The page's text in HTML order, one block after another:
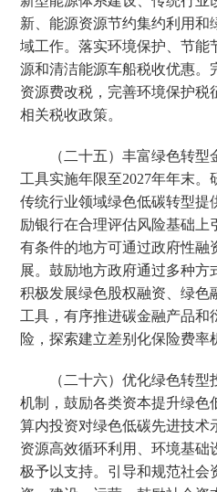
新、能源资源节约集约利用和
域工作。落实环境保护、节能
源和清洁能源车船税收优惠。
资源费改税，完善环境保护税
相关税收政策。
（二十五）丰富绿色转
工具实施年限至2027年年末
传统行业领域绿色低碳转型提
励银行在合理评估风险基础上
有条件的地方可通过政府性融
展。鼓励地方政府通过多种方
积极发展绿色股权融资、绿色
工具，有序推进碳金融产品和
险，探索建立差别化保险费率
（二十六）优化绿色转
机制，鼓励各类资本提升绿色
算内投资对绿色低碳先进技术
资源高效循环利用、环境基础
极予以支持。引导和规范社会